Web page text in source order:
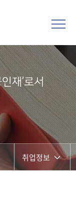
재’로서
취업정보